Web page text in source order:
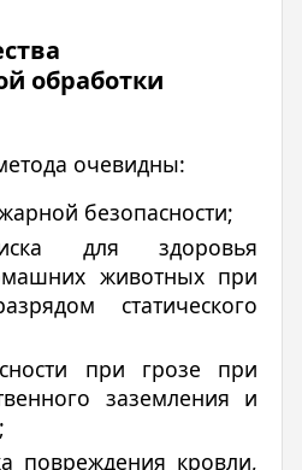
обработки
очевидны:
безопасности;
для здоровья
животных при
статического
при грозе при
заземления и
повреждения кровли,